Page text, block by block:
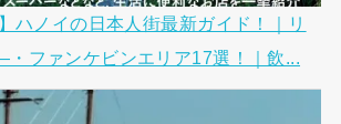
ハノイの日本人街最新ガイド！｜リ
ファンケビンエリア17選！｜飲...